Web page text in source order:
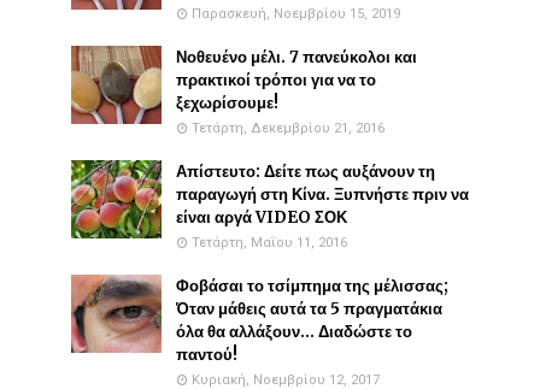
Παρασκευή, Νοεμβρίου 15, 2019
Νοθευένο μέλι. 7 πανεύκολοι και
πρακτικοί τρόποι για να το
ξεχωρίσουμε!
Τετάρτη, Δεκεμβρίου 21, 2016
Απίστευτο: Δείτε πως αυξάνουν τη
παραγωγή στη Κίνα. Ξυπνήστε πριν να
είναι αργά VIDEO ΣΟΚ
Τετάρτη, Μαΐου 11, 2016
Φοβάσαι το τσίμπημα της μέλισσας;
Όταν μάθεις αυτά τα 5 πραγματάκια
όλα θα αλλάξουν... Διαδώστε το
παντού!
Κυριακή, Νοεμβρίου 12, 2017